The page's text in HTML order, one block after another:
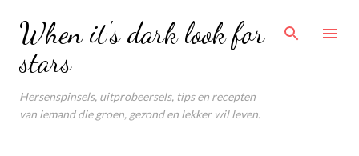
Doorgaan naar hoofdcontent
When it's dark look for
stars
Hersenspinsels, uitprobeersels, tips en recepten
van iemand die groen, gezond en lekker wil leven.